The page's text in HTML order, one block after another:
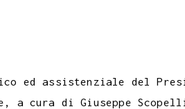
ed assistenziale del
a cura di Giuseppe